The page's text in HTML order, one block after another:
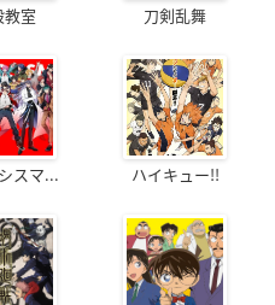
教室 刀剣乱舞
スマ... ハイキュー!!